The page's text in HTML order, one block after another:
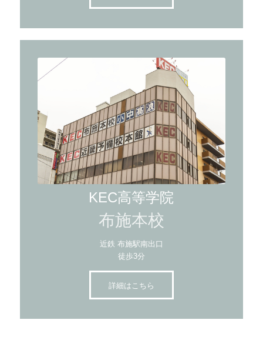
KEC高等学院
布施本校
近鉄 布施駅南出口
徒歩3分
詳細はこちら